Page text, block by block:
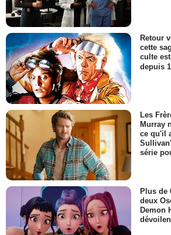
Retour
cette
culte
depuis
Les
Murray
ce qu'il
série
Plus de
deux
Demon